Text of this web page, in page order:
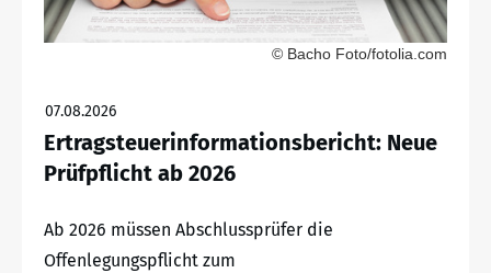
© Bacho Foto/fotolia.com
07.08.2026
Ertragsteuerinformationsbericht: Neue
Prüfpflicht ab 2026
Ab 2026 müssen Abschlussprüfer die
Offenlegungspflicht zum